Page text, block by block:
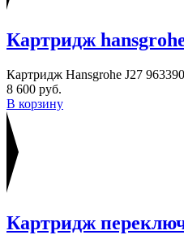
Картридж
Картридж Hansgrohe J27
8 600 руб.
В корзину
Картридж